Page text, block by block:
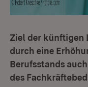
Ziel der künftigen
durch eine
Berufsstands
des